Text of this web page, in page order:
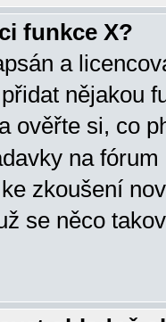
funkce X?
a
nějakou
a ověřte si, co
na
zkoušení
se něco